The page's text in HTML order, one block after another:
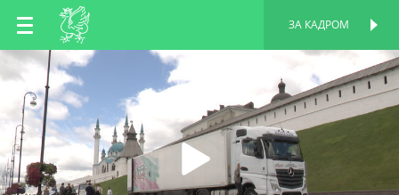
RU
TT
ЗА КАДРОМ
ПЕРСОНАЛЬНАЯ
СТРАНИЦА